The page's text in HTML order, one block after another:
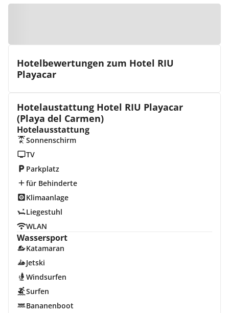
Hotelbewertungen zum Hotel RIU
Playacar
Hotelaustattung Hotel RIU Playacar
(Playa del Carmen)
Hotelausstattung
Sonnenschirm
TV
Parkplatz
für Behinderte
Klimaanlage
Liegestuhl
WLAN
Wassersport
Katamaran
Jetski
Windsurfen
Surfen
Bananenboot